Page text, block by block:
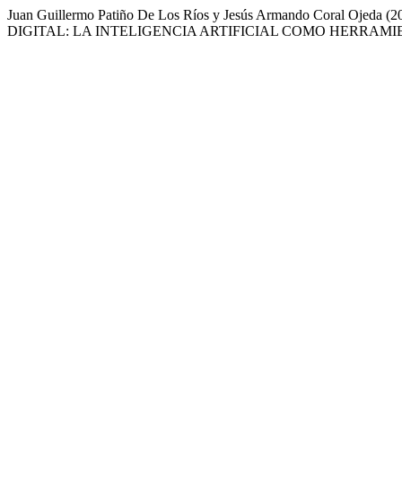
Juan Guillermo Patiño De Los Ríos y Jesús Armando Coral
DIGITAL: LA INTELIGENCIA ARTIFICIAL COMO